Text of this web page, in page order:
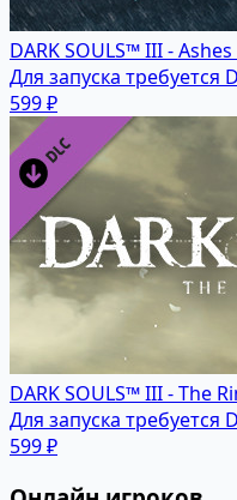
DARK SOULS™ III -
Для запуска требуется
599 ₽
DARK SOULS™ III - The
Для запуска требуется
599 ₽